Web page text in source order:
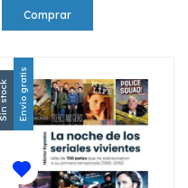
Sin stock Envío gratis